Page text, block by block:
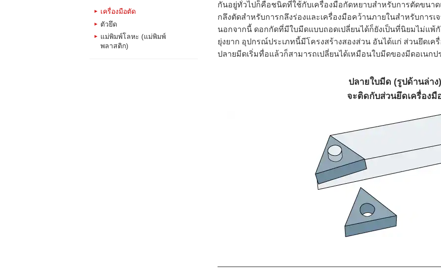
กันอยู่ทั่วไปก็คือชนิดที่ใช้กับเครื่องมือกัดหยาบสำหรับการตัดขนา
กลึงตัดสำหรับการกลึงร่องและเครื่องมือคว้านภายในสำหรับการเจ
นอกจากนี้ ดอกกัดที่มีใบมีดแบบถอดเปลี่ยนได้ก็ยังเป็นที่นิยมไม่แพ้
ยุ่งยาก อุปกรณ์ประเภทนี้มีโครงสร้างสองส่วน อันได้แก่ ส่วนยึดเค
ปลายมีดเริ่มทื่อแล้วก็สามารถเปลี่ยนได้เหมือนใบมีดของมีดอเนกป
ปลายใบมีด (รูปด้านล่าง)
จะติดกับส่วนยึดเครื่องมื
เครื่องมือตัด
ตัวยึด
แม่พิมพ์โลหะ (แม่พิมพ์
พลาสติก)